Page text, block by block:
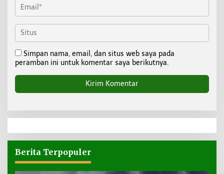
Simpan nama, email, dan situs web saya pada
peramban ini untuk komentar saya berikutnya.
Berita Terpopuler